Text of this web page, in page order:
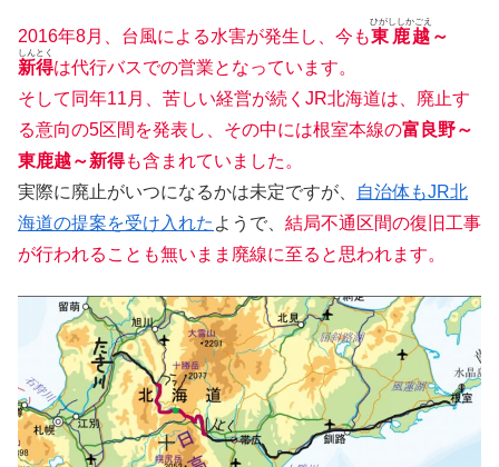
2016年8月、台風による水害が発生し、今も東鹿越
ひがししかごえ
～
新得
しんとく
は代行バスでの営業となっています。
そして同年11月、苦しい経営が続くJR北海道は、廃止す
る意向の5区間を発表し、その中には根室本線の富良野～
東鹿越～新得も含まれていました。
実際に廃止がいつになるかは未定ですが、
自治体もJR北
海道の提案を受け入れた ようで、 結局不通区間の復旧工事
が行われることも無いまま廃線に至ると思われます。